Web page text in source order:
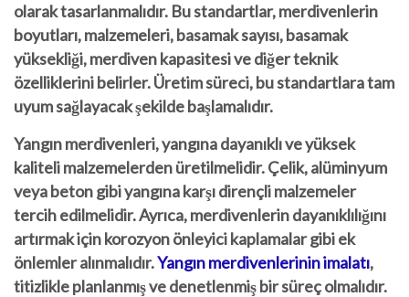
olarak tasarlanmalıdır. Bu standartlar, merdivenlerin
boyutları, malzemeleri, basamak sayısı, basamak
yüksekliği, merdiven kapasitesi ve diğer teknik
özelliklerini belirler. Üretim süreci, bu standartlara tam
uyum sağlayacak şekilde başlamalıdır.
Yangın merdivenleri, yangına dayanıklı ve yüksek
kaliteli malzemelerden üretilmelidir. Çelik, alüminyum
veya beton gibi yangına karşı dirençli malzemeler
tercih edilmelidir. Ayrıca, merdivenlerin dayanıklılığını
artırmak için korozyon önleyici kaplamalar gibi ek
önlemler alınmalıdır.Yangın merdivenlerinin imalatı,
titizlikle planlanmış ve denetlenmiş bir süreç olmalıdır.